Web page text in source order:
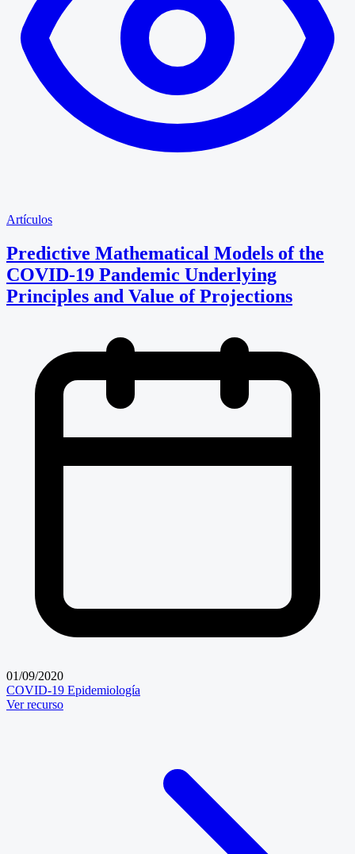
Artículos
Predictive Mathematical Models of the
COVID-19 Pandemic Underlying
Principles and Value of Projections
01/09/2020
COVID-19 Epidemiología
Ver recurso